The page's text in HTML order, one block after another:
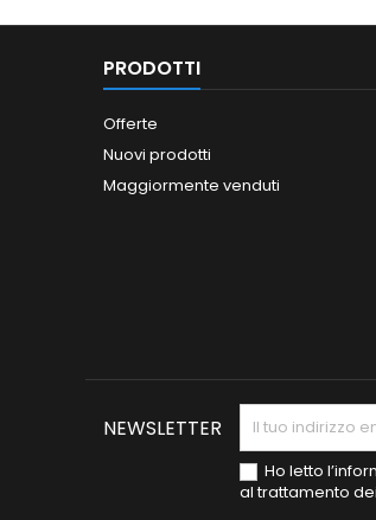
PRODOTTI
Offerte
Nuovi prodotti
Maggiormente venduti
NEWSLETTER
Ho letto
al trattamento